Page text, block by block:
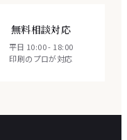
無料相談対応
平日 10:00 - 18:00
印刷のプロが対応